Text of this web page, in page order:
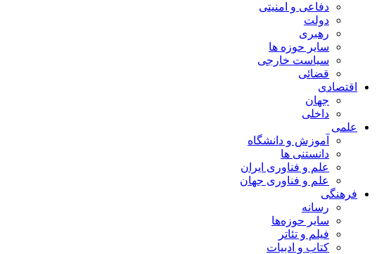
دفاعی و امنیتی
دولت
رهبری
سایر حوزه ها
سیاست خارجی
قضائی
اقتصادی
جهان
داخلی
علمی
آموزش و دانشگاه
دانستنی ها
علم و فناوری ایران
علم و فناوری جهان
فرهنگی
رسانه
سایر حوزه‌ها
فیلم و تئاتر
کتاب و ادبیات